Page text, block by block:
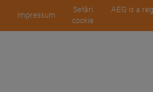
Impressum
Setări
cookie
AEG is a